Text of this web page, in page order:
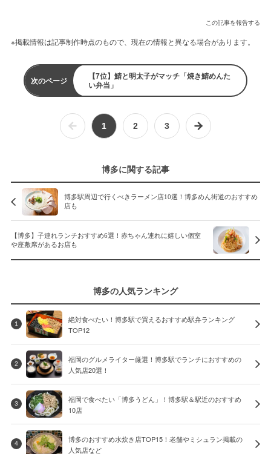
この記事を報告する
※掲載情報は記事制作時点のもので、現在の情報と異なる場合があります。
次のページ
【7位】鯖と明太子がマッチ「焼き鯖めんた
い弁当」
1 2 3
博多に関する記事
博多駅周辺で行くべきラーメン店10選！博多めん街道のおすすめ
店も
【博多】子連れランチおすすめ6選！赤ちゃん連れに嬉しい個室
や座敷席があるお店も
博多の人気ランキング
1
絶対食べたい！博多駅で買えるおすすめ駅弁ランキング
TOP12
2
福岡のグルメライター厳選！博多駅でランチにおすすめの
人気店20選！
3
福岡で食べたい「博多うどん」！博多駅＆駅近のおすすめ
10店
4
博多のおすすめ水炊き店TOP15！老舗やミシュラン掲載の
人気店など